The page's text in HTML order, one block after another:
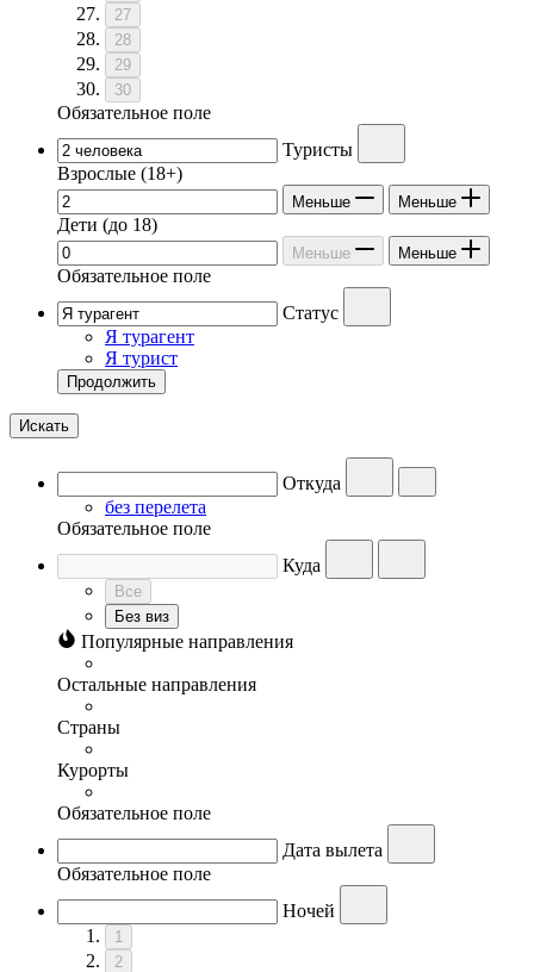
27
28
29
30
Обязательное поле
Туристы
Взрослые (18+)
Меньше Меньше
Дети (до 18)
Меньше Меньше
Обязательное поле
Статус
Я турагент
Я турист
Продолжить
Искать
Откуда
без перелета
Обязательное поле
Куда
Все
Без виз
Популярные направления
Остальные направления
Страны
Курорты
Обязательное поле
Дата вылета
Обязательное поле
Ночей
1
2